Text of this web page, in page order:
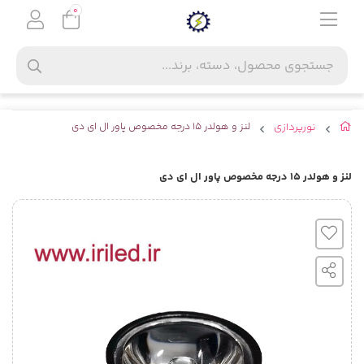
نورپردازی لنز و هولدر 15 درجه مخصوص پاور ال ای دی
لنز و هولدر 15 درجه مخصوص پاور ال ای دی
0